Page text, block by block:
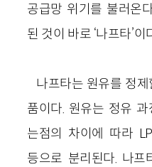
공급망 위기를 불러온
된 것이 바로 ‘나프타’이
나프타는 원유를 정
품이다. 원유는 정유
는점의 차이에 따라
등으로 분리된다. 나프